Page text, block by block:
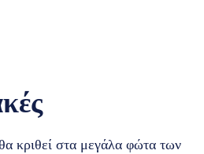
κριθεί στα μεγάλα φώτα των